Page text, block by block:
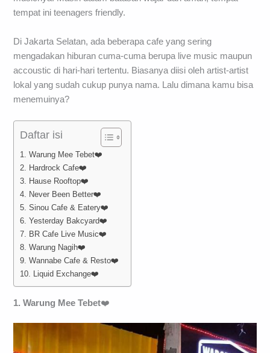
tempat ini teenagers friendly.
Di Jakarta Selatan, ada beberapa cafe yang sering
mengadakan hiburan cuma-cuma berupa live music maupun
accoustic di hari-hari tertentu. Biasanya diisi oleh artist-artist
lokal yang sudah cukup punya nama. Lalu dimana kamu bisa
menemuinya?
Daftar isi
1. Warung Mee Tebet❤️
2. Hardrock Cafe❤️
3. Hause Rooftop❤️
4. Never Been Better❤️
5. Sinou Cafe & Eatery❤️
6. Yesterday Bakcyard❤️
7. BR Cafe Live Music❤️
8. Warung Nagih❤️
9. Wannabe Cafe & Resto❤️
10. Liquid Exchange❤️
1. Warung Mee Tebet❤️